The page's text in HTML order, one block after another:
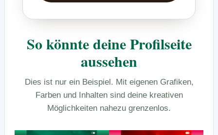
So könnte deine Profilseite
aussehen
Dies ist nur ein Beispiel. Mit eigenen Grafiken,
Farben und Inhalten sind deine kreativen
Möglichkeiten nahezu grenzenlos.